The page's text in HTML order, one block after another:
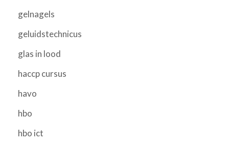
gelnagels
geluidstechnicus
glas in lood
haccp cursus
havo
hbo
hbo ict